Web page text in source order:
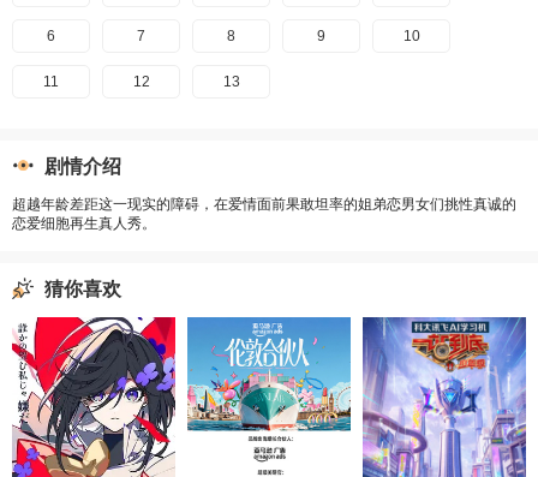
6 7 8 9 10
11 12 13
剧情介绍
超越年龄差距这一现实的障碍，在爱情面前果敢坦率的姐弟恋男女们挑性真诚的
恋爱细胞再生真人秀。
猜你喜欢